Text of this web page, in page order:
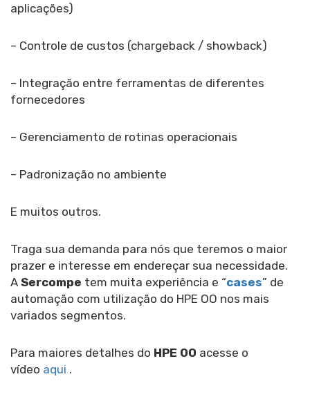
aplicações)
– Controle de custos (chargeback / showback)
– Integração entre ferramentas de diferentes
fornecedores
– Gerenciamento de rotinas operacionais
– Padronização no ambiente
E muitos outros.
Traga sua demanda para nós que teremos o maior
prazer e interesse em endereçar sua necessidade.
A Sercompe tem muita experiência e “cases” de
automação com utilização do HPE OO nos mais
variados segmentos.
Para maiores detalhes do HPE OO acesse o
vídeo aqui .